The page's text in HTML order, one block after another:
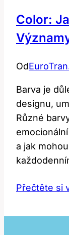
Color:
Od
Barva je
designu,
Různé
a jak
Přečtěte si